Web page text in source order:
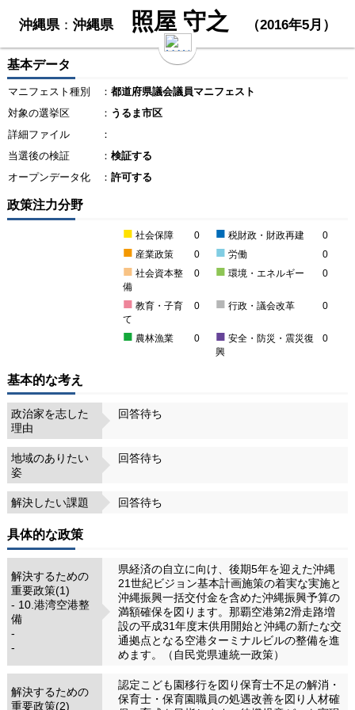
沖縄県：沖縄県 照屋 守之 （2016年5月）
基本データ
マニフェスト種別 ： 都道府県議会議員マニフェスト
対象の選挙区
： うるま市区
詳細ファイル
：
当選後の検証
： 検証する
オープンデータ化
： 許可する
政策注力分野
■ 社会保障 0 ■ 税財政・財政再建 0
■ 産業政策 0 ■ 労働 0
■ 社会資本整
備
0 ■ 環境・エネルギー 0
■ 教育・子育
て
0 ■ 行政・議会改革 0
■ 農林漁業 0 ■ 安全・防災・震災復
興
0
基本的な考え
政治家を志した
理由
回答待ち
地域のありたい
姿
回答待ち
解決したい課題 回答待ち
具体的な政策
解決するための
重要政策(1)
- 10.港湾空港整
備
-
-
県経済の自立に向け、後期5年を迎えた沖縄
21世紀ビジョン基本計画施策の着実な実施と
沖縄振興一括交付金を含めた沖縄振興予算の
満額確保を図ります。那覇空港第2滑走路増
設の平成31年度末供用開始と沖縄の新たな交
通拠点となる空港ターミナルビルの整備を進
めます。（自民党県連統一政策）
解決するための
重要政策(2)
認定こども園移行を図り保育士不足の解消・
保育士・保育園職員の処遇改善を図り人材確